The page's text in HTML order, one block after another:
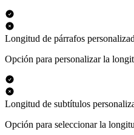
Longitud de párrafos
Opción para personalizar la
Longitud de subtítulos
Opción para seleccionar la